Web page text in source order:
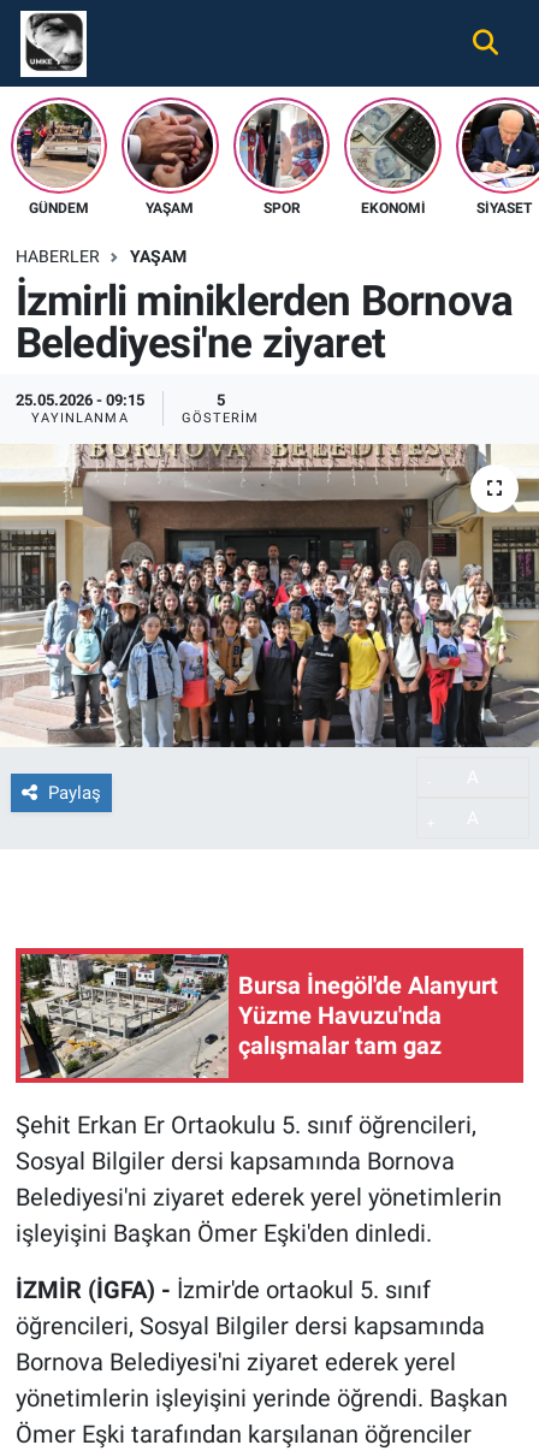
GÜNDEM YAŞAM SPOR EKONOMI SIYASET
HABERLER YAŞAM
İzmirli miniklerden Bornova
Belediyesi'ne ziyaret
25.05.2026 - 09:15
YAYINLANMA
5
GÖSTERIM
Paylaş
Bursa İnegöl'de Alanyurt
Yüzme Havuzu'nda
çalışmalar tam gaz
Şehit Erkan Er Ortaokulu 5. sınıf öğrencileri,
Sosyal Bilgiler dersi kapsamında Bornova
Belediyesi'ni ziyaret ederek yerel yönetimlerin
işleyişini Başkan Ömer Eşki'den dinledi.
İZMİR (İGFA) - İzmir'de ortaokul 5. sınıf
öğrencileri, Sosyal Bilgiler dersi kapsamında
Bornova Belediyesi'ni ziyaret ederek yerel
yönetimlerin işleyişini yerinde öğrendi. Başkan
Ömer Eşki tarafından karşılanan öğrenciler
Gündem
Ekonomi
Spor
Tüm Haberler
İletişim
Künye
Nöbetçi Eczaneler
Hava Durumu
Namaz Vakitleri
Süper Lig Puan Durumu ve Fikstür
Tüm Manşetler
Son Dakika Haberleri
Haber Arşivi